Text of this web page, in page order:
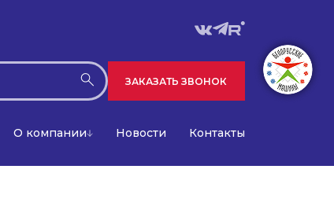
ЗАКАЗАТЬ ЗВОНОК
О компании Новости Контакты